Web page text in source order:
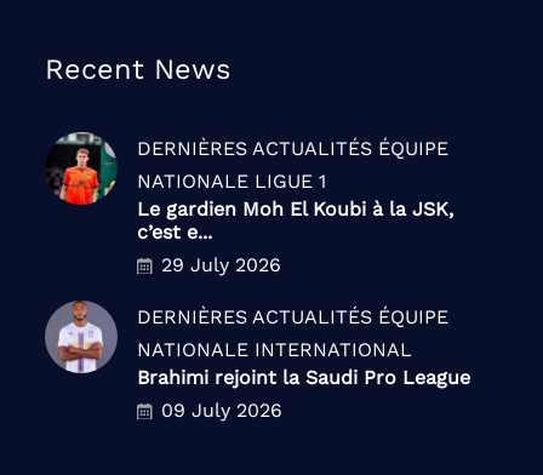
Recent News
DERNIÈRES ACTUALITÉS ÉQUIPE
NATIONALE LIGUE 1
Le gardien Moh El Koubi à la JSK,
c’est e...
29 July 2026
DERNIÈRES ACTUALITÉS ÉQUIPE
NATIONALE INTERNATIONAL
Brahimi rejoint la Saudi Pro League
09 July 2026